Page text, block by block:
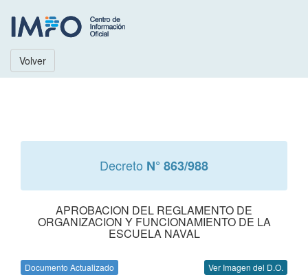
Volver
Decreto N° 863/988
APROBACION DEL REGLAMENTO DE
ORGANIZACION Y FUNCIONAMIENTO DE LA
ESCUELA NAVAL
Documento Actualizado Ver Imagen del D.O.